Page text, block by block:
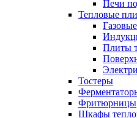
Печи
Тепловые
Плиты
Тостеры
Фритюрницы
Шкафы